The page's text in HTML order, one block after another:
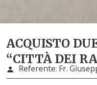
ACQUISTO
“CITTÀ DEI
Referente: Fr.